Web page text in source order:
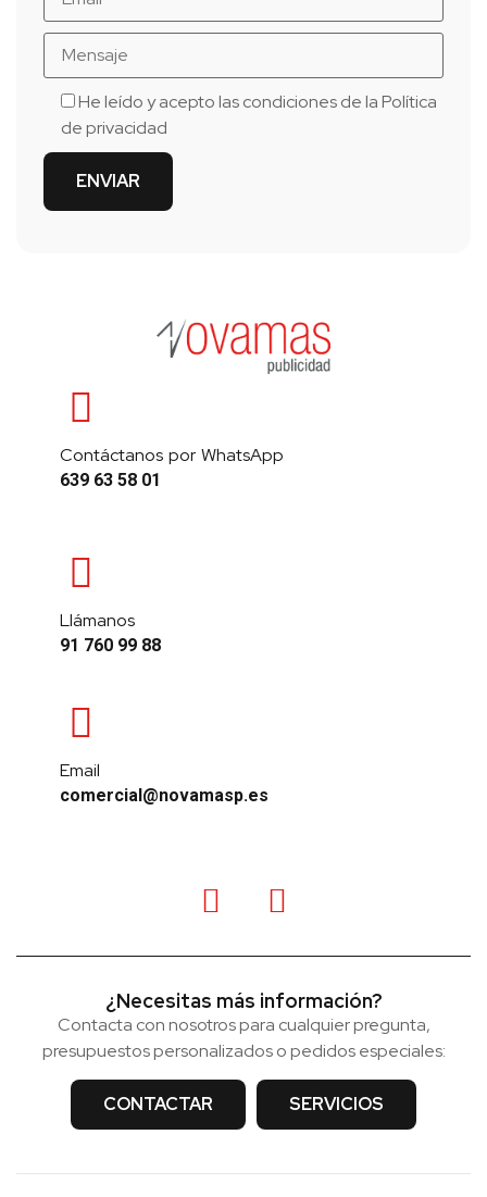
He leído y acepto las condiciones de laPolítica
de privacidad
Contáctanos por WhatsApp
639 63 58 01
Llámanos
91 760 99 88
Email
comercial@novamasp.es
¿Necesitas más información?
Contacta con nosotros para cualquier pregunta,
presupuestos personalizados o pedidos especiales:
CONTACTAR SERVICIOS